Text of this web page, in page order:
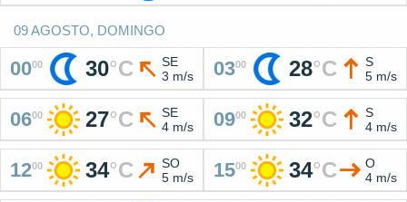
09 AGOSTO, DOMINGO
0000 30°C
SE
3 m/s
0300 28°C
S
5 m/s
0600 27°C
SE
4 m/s
0900 32°C
S
4 m/s
1200 34°C
SO
5 m/s
1500 34°C
O
4 m/s